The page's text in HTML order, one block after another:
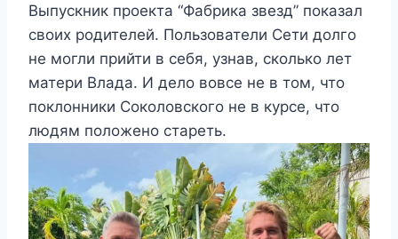
Выпускник проекта “Фабрика звезд” показал
своих родителей. Пользователи Сети долго
не могли прийти в себя, узнав, сколько лет
матери Влада. И дело вовсе не в том, что
поклонники Соколовского не в курсе, что
людям положено стареть.